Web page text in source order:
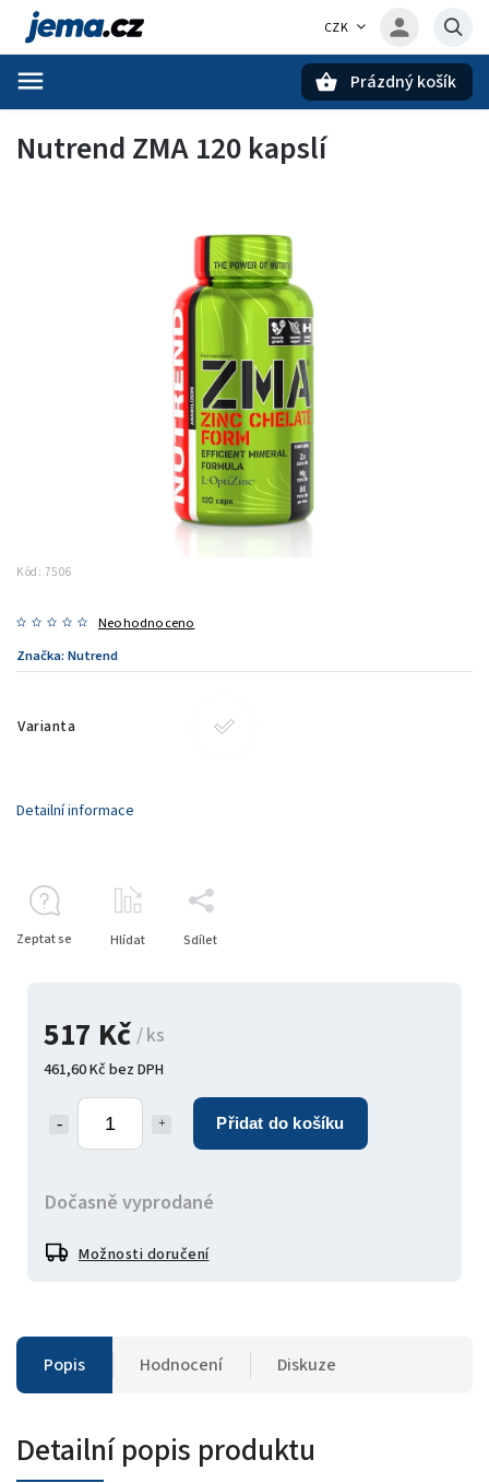
CZK
Prázdný košík
Nutrend ZMA 120 kapslí
Kód: 7506
Neohodnoceno
Značka: Nutrend
Varianta
517 Kč / ks
461,60 Kč bez DPH
Přidat do košíku
Dočasně vyprodané
Možnosti doručení
Detailní informace
Zeptat se Hlídat Sdílet
Popis Hodnocení Diskuze
Detailní popis produktu